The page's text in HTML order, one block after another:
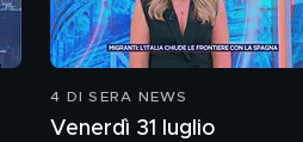
4 DI SERA NEWS
Venerdì 31 luglio